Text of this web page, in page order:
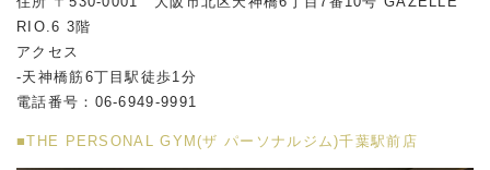
RIO.6 3階
アクセス
-天神橋筋6丁目駅徒歩1分
電話番号：06-6949-9991
■THE PERSONAL GYM(ザ パーソナルジム)千葉駅前店